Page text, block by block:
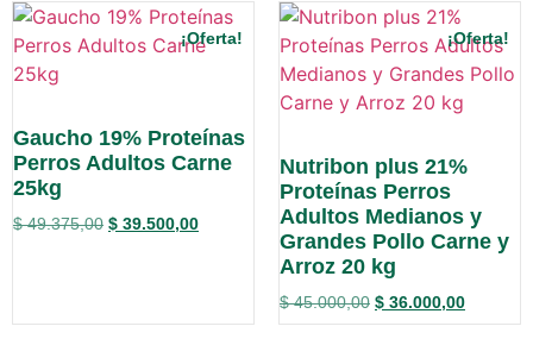
¡Oferta!
Gaucho 19% Proteínas
Perros Adultos Carne
25kg
$49.375,00 $ 39.500,00
¡Oferta!
Nutribon plus 21%
Proteínas Perros
Adultos Medianos y
Grandes Pollo Carne y
Arroz 20 kg
$45.000,00 $ 36.000,00